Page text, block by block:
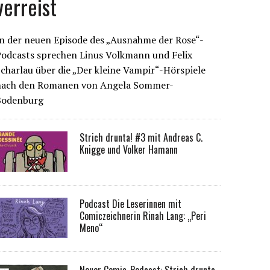
der neuen Episode des „Ausnahme der Rose“-
sprechen Linus Volkmann und Felix
über die „Der kleine Vampir“-Hörspiele
den Romanen von Angela Sommer-
Strich drunta! #3 mit Andreas C.
Knigge und Volker Hamann
Podcast Die Leserinnen mit
Comiczeichnerin Rinah Lang: „Peri
Meno“